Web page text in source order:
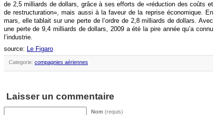
de 2,5 milliards de dollars, grâce à ses efforts de «réduction des coûts et
de restructuration», mais aussi à la faveur de la reprise économique. En
mars, elle tablait sur une perte de l’ordre de 2,8 milliards de dollars. Avec
une perte de 9,4 milliards de dollars, 2009 a été la pire année qu’a connu
l’industrie.
source: Le Figaro
Categorie: compagnies aériennes
Laisser un commentaire
Nom (requis)